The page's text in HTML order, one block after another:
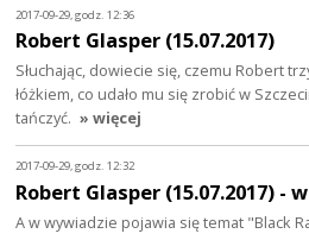
2017-09-29, godz. 12:36
Robert Glasper (15.07.2017)
Słuchając, dowiecie się, czemu Robert
łóżkiem, co udało mu się zrobić w
tańczyć. » więcej
2017-09-29, godz. 12:32
Robert Glasper (15.07.2017) -
A w wywiadzie pojawia się temat "Black